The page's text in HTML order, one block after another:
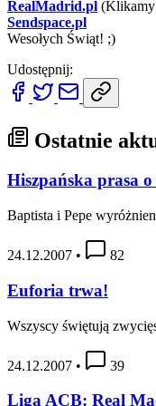
RealMadrid.pl
Sendspace.pl
Wesołych Świąt! ;)
Udostępnij:
Ostatnie
Hiszpańska prasa
Baptista i Pepe
24.12.2007 • 82
Euforia trwa!
Wszyscy świętują
24.12.2007 • 39
Liga ACB: Real